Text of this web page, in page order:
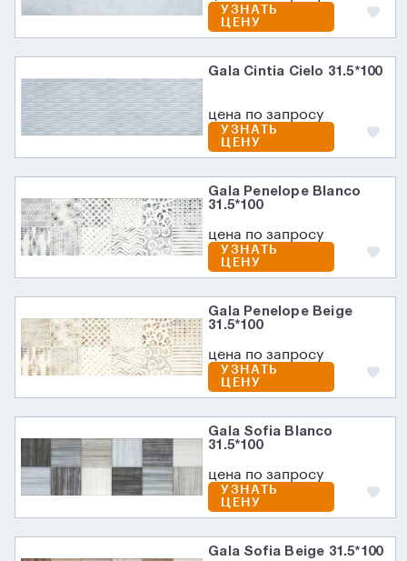
УЗНАТЬ
ЦЕНУ
Gala Cintia Cielo 31.5*100
цена по запросу
УЗНАТЬ
ЦЕНУ
Gala Penelope Blanco
31.5*100
цена по запросу
УЗНАТЬ
ЦЕНУ
Gala Penelope Beige
31.5*100
цена по запросу
УЗНАТЬ
ЦЕНУ
Gala Sofia Blanco
31.5*100
цена по запросу
УЗНАТЬ
ЦЕНУ
Gala Sofia Beige 31.5*100